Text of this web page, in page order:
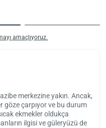
amaçlıyoruz.
merkezine yakın. Ancak,
göze çarpıyor ve bu durum
ekmekler oldukça
ilgisi ve güleryüzü de